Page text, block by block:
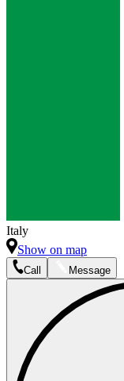
Italy
Show on map
Call Message